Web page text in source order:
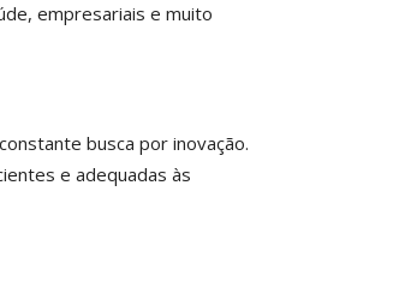
empresariais e muito
busca por inovação.
e adequadas às